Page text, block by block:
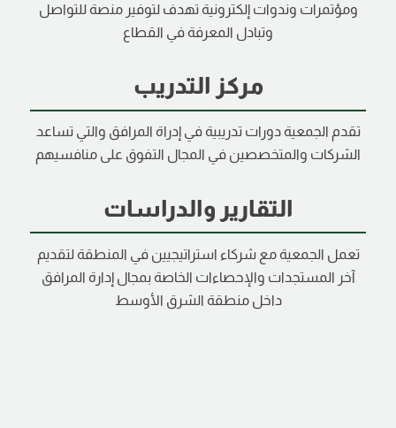
ومؤتمرات وندوات إلكترونية تهدف لتوفير منصة للتواصل
وتبادل المعرفة في القطاع
مركز التدريب
تقدم الجمعية دورات تدريبية في إدراة المرافق والتي تساعد
الشركات والمتخصصين في المجال التفوق على منافسيهم
التقارير والدراسات
تعمل الجمعية مع شركاء استراتيجيين في المنطقة لتقديم
آخر المستجدات والإحصاءات الخاصة بمجال إدارة المرافق
داخل منطقة الشرق الأوسط